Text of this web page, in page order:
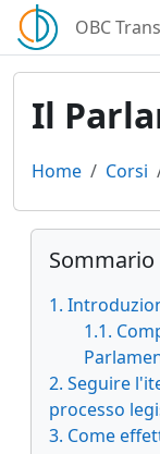
Vai al contenuto
OBC
Il
Home Corsi
Blocchi
Salta Sommario
Sommario
1.
1.1.
2. Seguire
processo
3. Come